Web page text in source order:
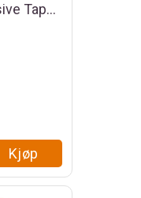
Colltex Adhesive Tape 150mm/4m
Kjøp